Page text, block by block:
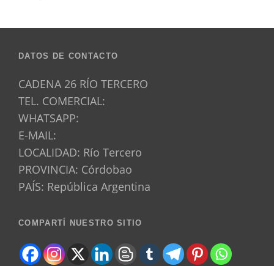
DATOS DE CONTACTO
CADENA 26 RÍO TERCERO
TEL. COMERCIAL:
WHATSAPP:
E-MAIL:
LOCALIDAD: Río Tercero
PROVINCIA: Córdobao
PAÍS: República Argentina
COMPARTÍ NUESTRO SITIO